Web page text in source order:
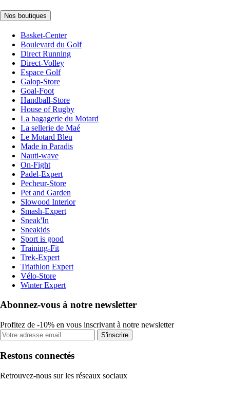
Nos boutiques
Basket-Center
Boulevard du Golf
Direct Running
Direct-Volley
Espace Golf
Galop-Store
Goal-Foot
Handball-Store
House of Rugby
La bagagerie du Motard
La sellerie de Maé
Le Motard Bleu
Made in Paradis
Nauti-wave
On-Fight
Padel-Expert
Pecheur-Store
Pet and Garden
Slowood Interior
Smash-Expert
Sneak'In
Sneakids
Sport is good
Training-Fit
Trek-Expert
Triathlon Expert
Vélo-Store
Winter Expert
Abonnez-vous à notre newsletter
Profitez de -10% en vous inscrivant à notre newsletter
S'inscrire
Restons connectés
Retrouvez-nous sur les réseaux sociaux